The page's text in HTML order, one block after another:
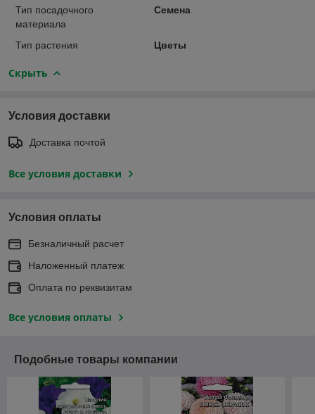
Тип посадочного
материала
Семена
Тип растения Цветы
Скрыть
Условия доставки
Доставка почтой
Все условия доставки
Условия оплаты
Безналичный расчет
Наложенный платеж
Оплата по реквизитам
Все условия оплаты
Подобные товары компании